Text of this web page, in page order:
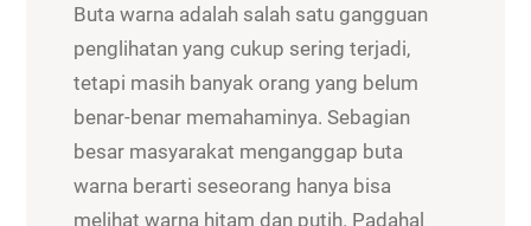
Buta warna adalah salah satu gangguan
penglihatan yang cukup sering terjadi,
tetapi masih banyak orang yang belum
benar-benar memahaminya. Sebagian
besar masyarakat menganggap buta
warna berarti seseorang hanya bisa
melihat warna hitam dan putih. Padahal